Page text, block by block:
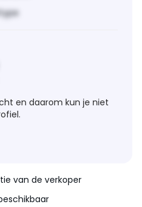
en daarom kun je niet
van de verkoper